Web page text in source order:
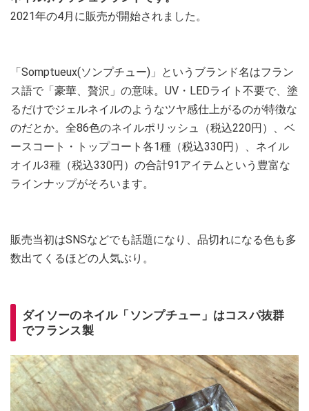
2021年の4月に販売が開始されました。
「Somptueux(ソンプチュー)」というブランド名はフラン
ス語で「豪華、贅沢」の意味。UV・LEDライト不要で、塗
るだけでジェルネイルのようなツヤ感仕上がるのが特徴な
のだとか。全86色のネイルポリッシュ（税込220円）、ベ
ースコート・トップコート各1種（税込330円）、ネイル
オイル3種（税込330円）の合計91アイテムという豊富な
ラインナップがそろいます。
販売当初はSNSなどでも話題になり、品切れになる色も多
数出てくるほどの人気ぶり。
ダイソーのネイル「ソンプチュー」はコスパ抜群
でフランス製